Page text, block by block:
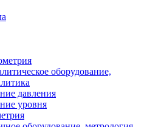
оборудование,
давления
уровня